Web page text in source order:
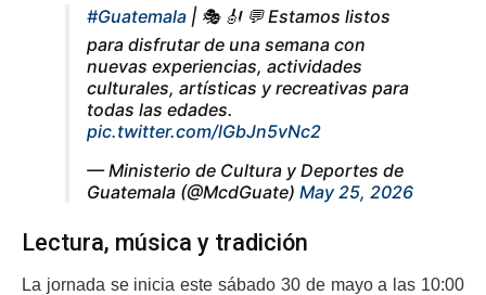
#Guatemala | 🎭 🎻 💬 Estamos listos
para disfrutar de una semana con
nuevas experiencias, actividades
culturales, artísticas y recreativas para
todas las edades.
pic.twitter.com/lGbJn5vNc2
— Ministerio de Cultura y Deportes de
Guatemala (@McdGuate) May 25, 2026
Lectura, música y tradición
La jornada se inicia este sábado 30 de mayo a las 10:00